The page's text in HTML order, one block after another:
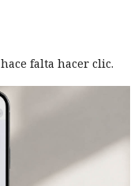
falta hacer clic.